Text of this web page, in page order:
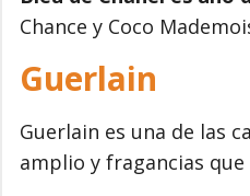
Chance y Coco
Guerlain
Guerlain es una de las
amplio y fragancias